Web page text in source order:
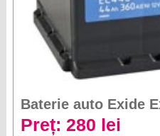
Baterie auto Exide
Preț: 280 lei